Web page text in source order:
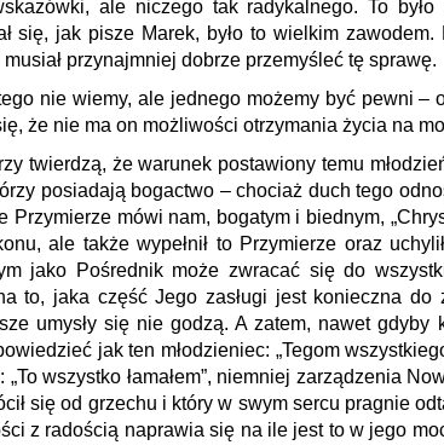
ale niczego tak radykalnego. To
się, jak pisze Marek, było to wielkim
przynajmniej dobrze przemyśleć tę sprawę.
nie wiemy, ale jednego możemy być pewni –
że nie ma on możliwości otrzymania życia na
twierdzą, że warunek postawiony temu
posiadają bogactwo – chociaż duch tego
mówi nam, bogatym i biednym,
ale także wypełnił to Przymierze oraz
jako Pośrednik może zwracać się do
to, jaka część Jego zasługi jest konieczna do
umysły się nie godzą. A zatem, nawet gdyby
jak ten młodzieniec: „Tegom
wszystko łamałem”, niemniej zarządzenia
się od grzechu i który w swym sercu pragnie
z radością naprawia się na ile jest to w jego